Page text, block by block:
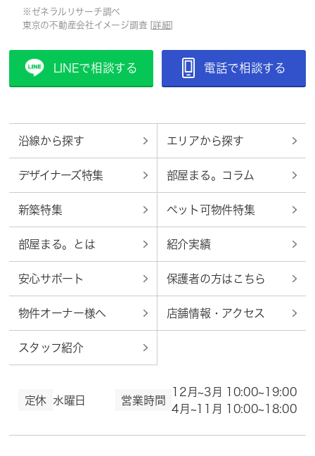
※ゼネラルリサーチ調べ
東京の不動産会社イメージ調査 [ 詳細
LINEで相談する 電話で相談する
沿線から探す エリアから探す
デザイナーズ特集 部屋まる。コラム
新築特集 ペット可物件特集
部屋まる。とは 紹介実績
安心サポート 保護者の方はこちら
物件オーナー様へ 店舗情報・アクセス
スタッフ紹介
定休 水曜日 営業時間
12月~3月 10:00~19:00
4月~11月 10:00~18:00